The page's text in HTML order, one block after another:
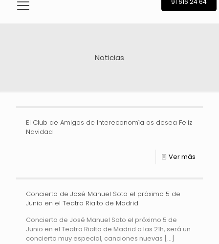
91 616 24 64
Noticias
El Club de Amigos de Intereconomía os desea Feliz
Navidad
Ver más
Concierto de José Manuel Soto el próximo 5 de
Junio en el Teatro Rialto de Madrid
Concierto de José Manuel Soto el próximo 5 de
Junio en el Teatro Rialto de Madrid a las 21h, será un
concierto muy especial, canciones nuevas […]